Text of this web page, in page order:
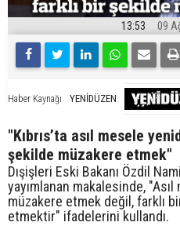
13:53 09
Haber Kaynağı YENİDÜZEN
"Kıbrıs’ta asıl mesele
şekilde müzakere etmek"
Dışişleri Eski Bakanı Özdil
yayımlanan makalesinde,
müzakere etmek değil, farklı
etmektir" ifadelerini kullandı.